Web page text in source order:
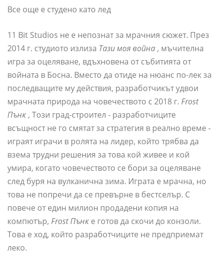
Все още е студено като лед
11 Bit Studios не е непознат за мрачния сюжет. През
2014 г. студиото излиза Тази моя война , мъчителна
игра за оцеляване, вдъхновена от събитията от
войната в Босна. Вместо да отиде на нюанс по-лек за
последващите му действия, разработчикът удвои
мрачната природа на човечеството с 2018 г. Frost
Пънк , Този град-строител - разработчиците
всъщност не го смятат за стратегия в реално време -
играят играчи в ролята на лидер, който трябва да
взема трудни решения за това кой живее и кой
умира, когато човечеството се бори за оцеляване
след буря на вулканична зима. Играта е мрачна, но
това не попречи да се превърне в бестселър. С
повече от един милион продадени копия на
компютър, Frost Пънк е готов да скочи до конзоли.
Това е ход, който разработчиците не предприемат
леко.